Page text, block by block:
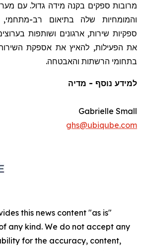
מרובות ספקים בקנה מידה גדול. עם
והמומחיות שלה בתיאום רב-מתחמי,
ספקיות שירות, ארגונים ושותפות
את הפעילות, להאיץ את אספקת
בתחומי הרשתות והאבטחה.
למידע נוסף - מדיה
Gabrielle Small
ghs@ubiqube.com
this news content "as is"
any kind. We do not accept any
for the accuracy, content,